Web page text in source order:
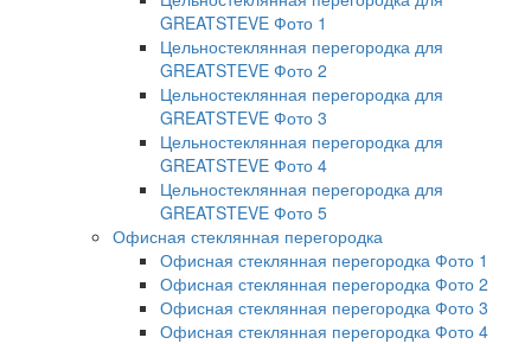
GREATSTEVE Фото 1
Цельностеклянная перегородка для
GREATSTEVE Фото 2
Цельностеклянная перегородка для
GREATSTEVE Фото 3
Цельностеклянная перегородка для
GREATSTEVE Фото 4
Цельностеклянная перегородка для
GREATSTEVE Фото 5
Офисная стеклянная перегородка
Офисная стеклянная перегородка Фото 1
Офисная стеклянная перегородка Фото 2
Офисная стеклянная перегородка Фото 3
Офисная стеклянная перегородка Фото 4